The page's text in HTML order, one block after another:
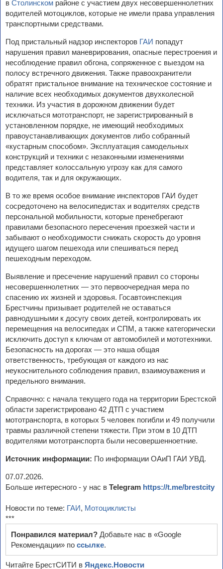
в Столинском районе с участием двух несовершеннолетних
водителей мотоциклов, которые не имели права управления
транспортными средствами.
Под пристальный надзор инспекторов ГАИ попадут
нарушения правил маневрирования, опасные перестроения и
несоблюдение правил обгона, сопряженное с выездом на
полосу встречного движения. Также правоохранители
обратят пристальное внимание на техническое состояние и
наличие всех необходимых документов двухколесной
техники. Из участия в дорожном движении будет
исключаться мототранспорт, не зарегистрированный в
установленном порядке, не имеющий необходимых
правоустанавливающих документов либо собранный
«кустарным способом». Эксплуатация самодельных
конструкций и техники с незаконными изменениями
представляет колоссальную угрозу как для самого
водителя, так и для окружающих.
В то же время особое внимание инспекторов ГАИ будет
сосредоточено на велосипедистах и водителях средств
персональной мобильности, которые пренебрегают
правилами безопасного пересечения проезжей части и
забывают о необходимости снижать скорость до уровня
идущего шагом пешехода или спешиваться перед
пешеходным переходом.
Выявление и пресечение нарушений правил со стороны
несовершеннолетних — это первоочередная мера по
спасению их жизней и здоровья. Госавтоинспекция
Брестчины призывает родителей не оставаться
равнодушными к досугу своих детей, контролировать их
перемещения на велосипедах и СПМ, а также категорически
исключить доступ к ключам от автомобилей и мототехники.
Безопасность на дорогах — это наша общая
ответственность, требующая от каждого из нас
неукоснительного соблюдения правил, взаимоуважения и
предельного внимания.
Справочно: с начала текущего года на территории Брестской
области зарегистрировано 42 ДТП с участием
мототранспорта, в которых 5 человек погибли и 49 получили
травмы различной степени тяжести. При этом в 10 ДТП
водителями мототранспорта были несовершенноетние.
Источник информации: По информации ОАиП ГАИ УВД.
07.07.2026.
Больше интересного - у нас в Telegram https://t.me/brestcity
Новости по теме: ГАИ, Мотоциклисты
***
Понравился материал? Добавьте нас в «Google
Рекомендации» по ссылке.
Читайте БрестСИТИ в Яндекс.Новости